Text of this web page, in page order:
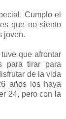
Cumplo el
que no siento
joven.
que afrontar
para tirar para
de la vida
años los haya
24, pero con la